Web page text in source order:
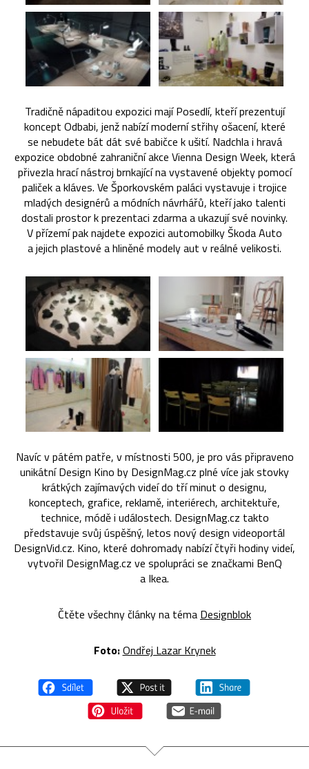
Tradičně nápaditou expozici mají Posedlí, kteří prezentují
koncept Odbabi, jenž nabízí moderní střihy ošacení, které
se nebudete bát dát své babičce k ušití. Nadchla i hravá
expozice obdobné zahraniční akce Vienna Design Week, která
přivezla hrací nástroj brnkající na vystavené objekty pomocí
paliček a kláves. Ve Šporkovském paláci vystavuje i trojice
mladých designérů a módních návrhářů, kteří jako talenti
dostali prostor k prezentaci zdarma a ukazují své novinky.
V přízemí pak najdete expozici automobilky Škoda Auto
a jejich plastové a hliněné modely aut v reálné velikosti.
Navíc v pátém patře, v místnosti 500, je pro vás připraveno
unikátní Design Kino by DesignMag.cz plné více jak stovky
krátkých zajímavých videí do tří minut o designu,
konceptech, grafice, reklamě, interiérech, architektuře,
technice, módě i událostech. DesignMag.cz takto
představuje svůj úspěšný, letos nový design videoportál
DesignVid.cz. Kino, které dohromady nabízí čtyři hodiny videí,
vytvořil DesignMag.cz ve spolupráci se značkami BenQ
a Ikea.
Čtěte všechny články na téma Designblok
Foto:Ondřej Lazar Krynek